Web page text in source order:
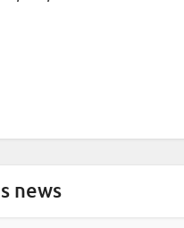
news